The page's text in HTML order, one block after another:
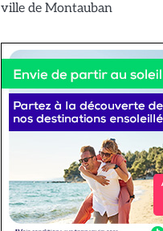
ville de Montauban